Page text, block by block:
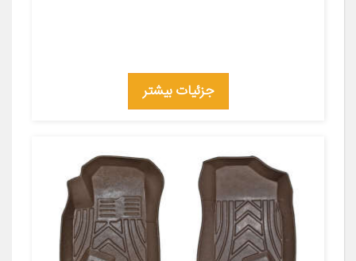
جزئیات بیشتر